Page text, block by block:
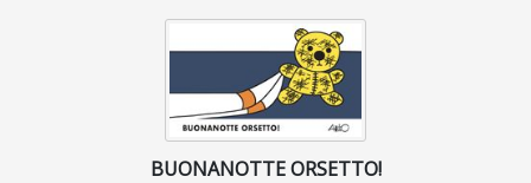
BUONANOTTE ORSETTO!